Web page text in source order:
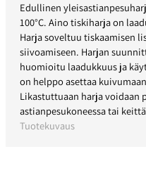
Edullinen
100°C. Aino tiskiharja on
Harja soveltuu tiskaamisen
siivoamiseen. Harjan
huomioitu laadukkuus ja
on helppo asettaa
Likastuttuaan harja voidaan
astianpesukoneessa tai
Tuotekuvaus